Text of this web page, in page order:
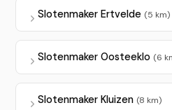
Slotenmaker Ertvelde (5 km)
Slotenmaker Oosteeklo (6
Slotenmaker Kluizen (8 km)